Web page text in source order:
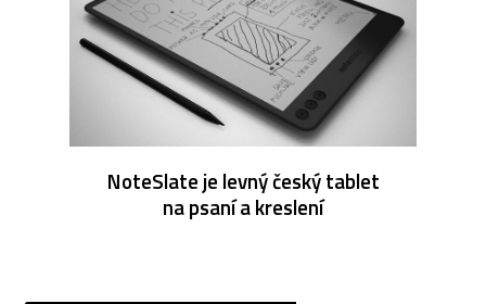
NoteSlate je levný český tablet
na psaní a kreslení